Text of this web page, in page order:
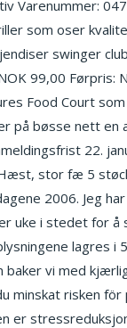
Varenummer:
som oser
swinger
99,00
Food Court
på bøsse nett en
22.
stor fæ 5
2006. Jeg
uke i stedet for
lagres
baker vi med
minskat risken
er